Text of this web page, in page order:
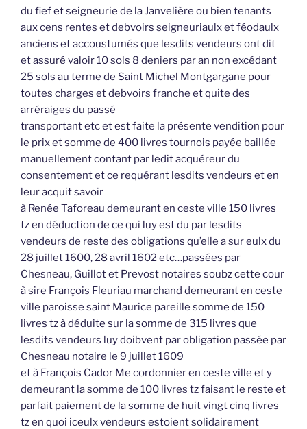
du fief et seigneurie de la Janvelière ou bien tenants
aux cens rentes et debvoirs seigneuriaulx et féodaulx
anciens et accoustumés que lesdits vendeurs ont dit
et assuré valoir 10 sols 8 deniers par an non excédant
25 sols au terme de Saint Michel Montgargane pour
toutes charges et debvoirs franche et quite des
arréraiges du passé
transportant etc et est faite la présente vendition pour
le prix et somme de 400 livres tournois payée baillée
manuellement contant par ledit acquéreur du
consentement et ce requérant lesdits vendeurs et en
leur acquit savoir
à Renée Taforeau demeurant en ceste ville 150 livres
tz en déduction de ce qui luy est du par lesdits
vendeurs de reste des obligations qu’elle a sur eulx du
28 juillet 1600, 28 avril 1602 etc…passées par
Chesneau, Guillot et Prevost notaires soubz cette cour
à sire François Fleuriau marchand demeurant en ceste
ville paroisse saint Maurice pareille somme de 150
livres tz à déduite sur la somme de 315 livres que
lesdits vendeurs luy doibvent par obligation passée par
Chesneau notaire le 9 juillet 1609
et à François Cador Me cordonnier en ceste ville et y
demeurant la somme de 100 livres tz faisant le reste et
parfait paiement de la somme de huit vingt cinq livres
tz en quoi iceulx vendeurs estoient solidairement